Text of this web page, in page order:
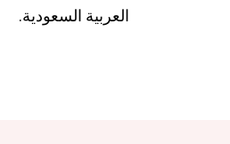
العربية السعودية.